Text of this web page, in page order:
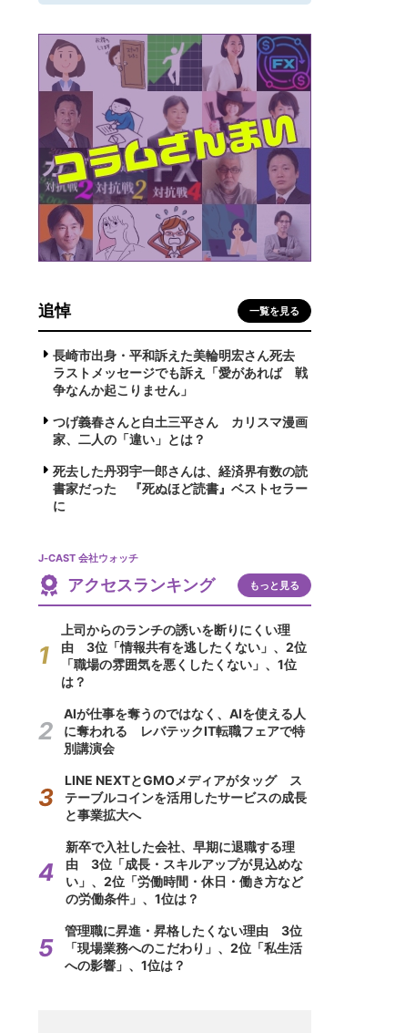
追悼 一覧を見る
長崎市出身・平和訴えた美輪明宏さん死去
ラストメッセージでも訴え「愛があれば 戦
争なんか起こりません」
つげ義春さんと白土三平さん カリスマ漫画
家、二人の「違い」とは？
死去した丹羽宇一郎さんは、経済界有数の読
書家だった 『死ぬほど読書』ベストセラー
に
J-CAST 会社ウォッチ
アクセスランキング もっと見る
上司からのランチの誘いを断りにくい理
由 3位「情報共有を逃したくない」、2位
「職場の雰囲気を悪くしたくない」、1位
は？
AIが仕事を奪うのではなく、AIを使える人
に奪われる レバテックIT転職フェアで特
別講演会
LINE NEXTとGMOメディアがタッグ ス
テーブルコインを活用したサービスの成長
と事業拡大へ
新卒で入社した会社、早期に退職する理
由 3位「成長・スキルアップが見込めな
い」、2位「労働時間・休日・働き方など
の労働条件」、1位は？
管理職に昇進・昇格したくない理由 3位
「現場業務へのこだわり」、2位「私生活
への影響」、1位は？